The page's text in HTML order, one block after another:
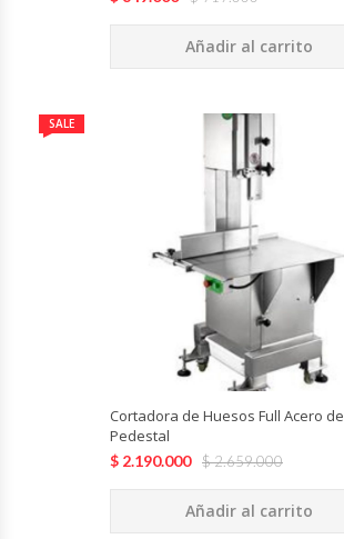
Formadora De Pizza
Frigobar
Hervidores / Percoladores
Hornos Cocción Acelerada
Hornos Eléctricos
Añadir al carrito
SALE
Cortadora de Huesos Full Acero de
Pedestal
$2.659.000
$ 2.190.000
Añadir al carrito